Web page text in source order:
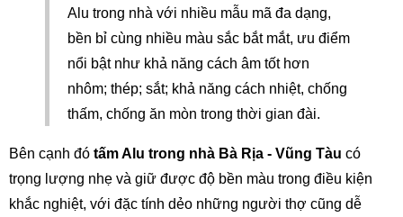
Alu trong nhà với nhiều mẫu mã đa dạng,
bền bỉ cùng nhiều màu sắc bắt mắt, ưu điểm
nổi bật như khả năng cách âm tốt hơn
nhôm; thép; sắt; khả năng cách nhiệt, chống
thấm, chống ăn mòn trong thời gian đài.
Bên cạnh đó tấm Alu trong nhà Bà Rịa - Vũng Tàu có
trọng lượng nhẹ và giữ được độ bền màu trong điều kiện
khắc nghiệt, với đặc tính dẻo những người thợ cũng dễ